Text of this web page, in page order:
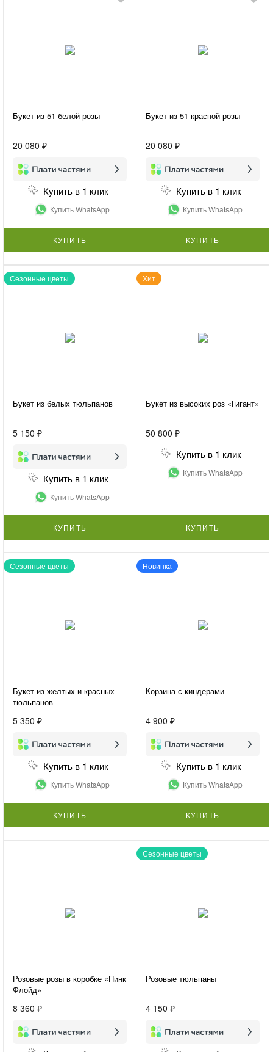
Букет из 51 белой розы
20 080 ₽
Купить в 1 клик
Купить WhatsApp
КУПИТЬ
Букет из 51 красной розы
20 080 ₽
Купить в 1 клик
Купить WhatsApp
КУПИТЬ
Сезонные цветы
Букет из белых тюльпанов
5 150 ₽
Купить в 1 клик
Купить WhatsApp
КУПИТЬ
Хит
Букет из высоких роз «Гигант»
50 800 ₽
Купить в 1 клик
Купить WhatsApp
КУПИТЬ
Сезонные цветы
Букет из желтых и красных
тюльпанов
5 350 ₽
Купить в 1 клик
Купить WhatsApp
КУПИТЬ
Новинка
Корзина с киндерами
4 900 ₽
Купить в 1 клик
Купить WhatsApp
КУПИТЬ
Розовые розы в коробке «Пинк
Флойд»
8 360 ₽
Сезонные цветы
Розовые тюльпаны
4 150 ₽